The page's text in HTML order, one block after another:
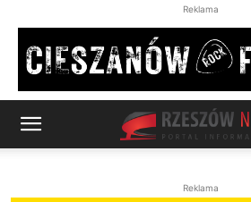
Reklama
Reklama